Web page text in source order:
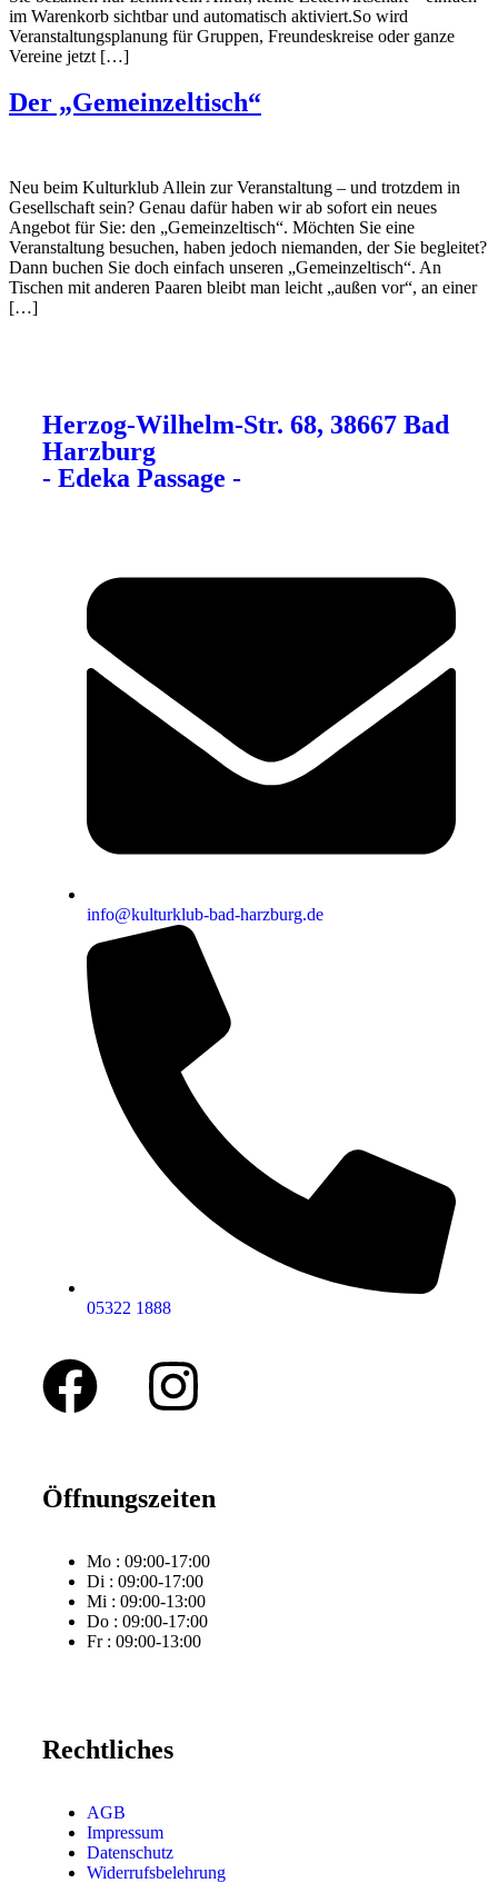
im Warenkorb sichtbar und automatisch aktiviert.So wird
Veranstaltungsplanung für Gruppen, Freundeskreise oder ganze
Vereine jetzt […]
Der „Gemeinzeltisch“
Neu beim Kulturklub Allein zur Veranstaltung – und trotzdem in
Gesellschaft sein? Genau dafür haben wir ab sofort ein neues
Angebot für Sie: den „Gemeinzeltisch“. Möchten Sie eine
Veranstaltung besuchen, haben jedoch niemanden, der Sie begleitet?
Dann buchen Sie doch einfach unseren „Gemeinzeltisch“. An
Tischen mit anderen Paaren bleibt man leicht „außen vor“, an einer
[…]
Herzog-Wilhelm-Str. 68, 38667 Bad
Harzburg
- Edeka Passage -
info@kulturklub-bad-harzburg.de
05322 1888
Öffnungszeiten
Mo : 09:00-17:00
Di : 09:00-17:00
Mi : 09:00-13:00
Do : 09:00-17:00
Fr : 09:00-13:00
Rechtliches
AGB
Impressum
Datenschutz
Widerrufsbelehrung